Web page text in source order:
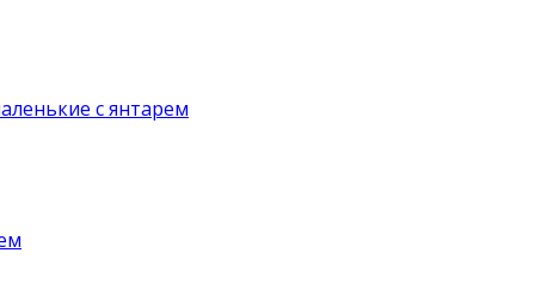
с янтарем